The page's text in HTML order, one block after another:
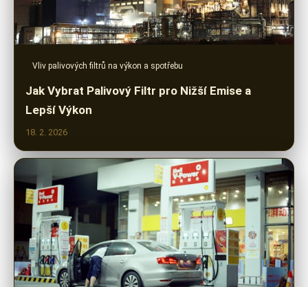
Vliv palivových filtrů na výkon a spotřebu
Jak Vybrat Palivový Filtr pro Nižší Emise a
Lepší Výkon
18. 2. 2026